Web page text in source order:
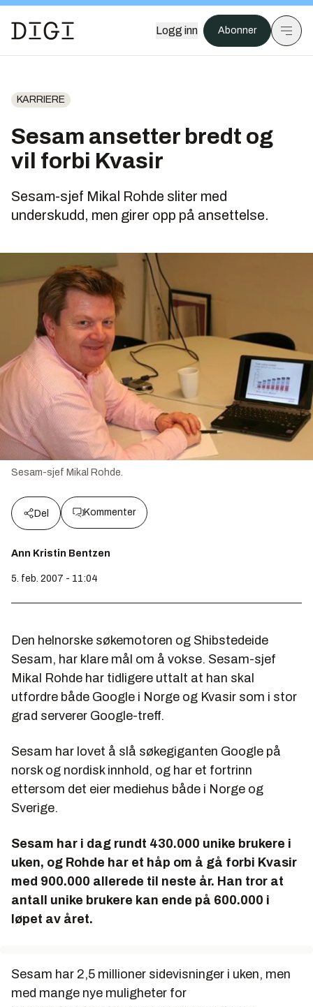
Logg inn Abonner
KARRIERE
Sesam ansetter bredt og
vil forbi Kvasir
Sesam-sjef Mikal Rohde sliter med
underskudd, men girer opp på ansettelse.
Sesam-sjef Mikal Rohde.
Del Kommenter
Ann Kristin Bentzen
5. feb. 2007 - 11:04
Den helnorske søkemotoren og Shibstedeide
Sesam, har klare mål om å vokse. Sesam-sjef
Mikal Rohde har tidligere uttalt at han skal
utfordre både Google i Norge og Kvasir som i stor
grad serverer Google-treff.
Sesam har lovet å slå søkegiganten Google på
norsk og nordisk innhold, og har et fortrinn
ettersom det eier mediehus både i Norge og
Sverige.
Sesam har i dag rundt 430.000 unike brukere i
uken, og Rohde har et håp om å gå forbi Kvasir
med 900.000 allerede til neste år. Han tror at
antall unike brukere kan ende på 600.000 i
løpet av året.
Sesam har 2,5 millioner sidevisninger i uken, men
med mange nye muligheter for